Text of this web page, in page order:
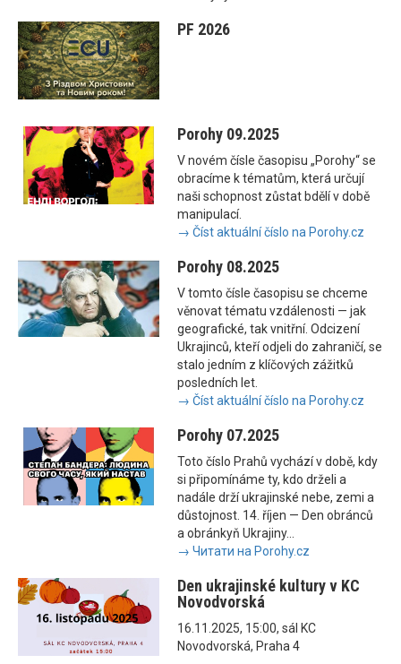
PF 2026
Porohy 09.2025
V novém čísle časopisu „Porohy“ se
obracíme k tématům, která určují
naši schopnost zůstat bdělí v době
manipulací.
→ Číst aktuální číslo na Porohy.cz
Porohy 08.2025
V tomto čísle časopisu se chceme
věnovat tématu vzdálenosti — jak
geografické, tak vnitřní. Odcizení
Ukrajinců, kteří odjeli do zahraničí, se
stalo jedním z klíčových zážitků
posledních let.
→ Číst aktuální číslo na Porohy.cz
Porohy 07.2025
Toto číslo Prahů vychází v době, kdy
si připomínáme ty, kdo drželi a
nadále drží ukrajinské nebe, zemi a
důstojnost. 14. říjen — Den obránců
a obránkyň Ukrajiny...
→ Читати на Porohy.cz
Den ukrajinské kultury v KC
Novodvorská
16.11.2025, 15:00, sál KC
Novodvorská, Praha 4